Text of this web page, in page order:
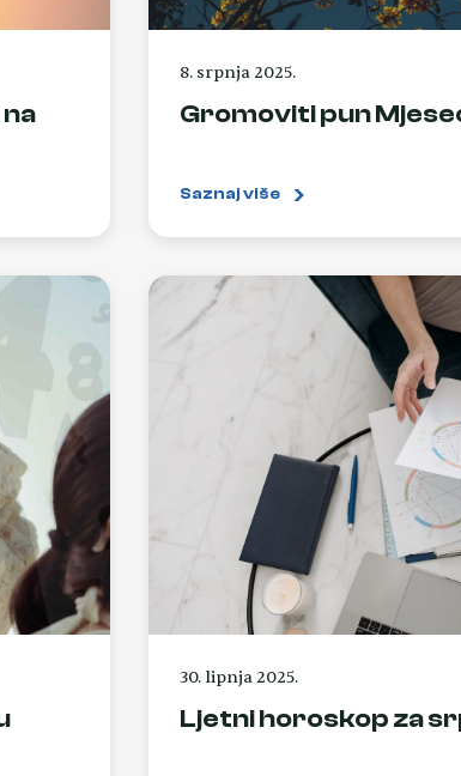
8. srpnja 2025.
Gromoviti pun
Saznaj više
30. lipnja 2025.
Ljetni horoskop za